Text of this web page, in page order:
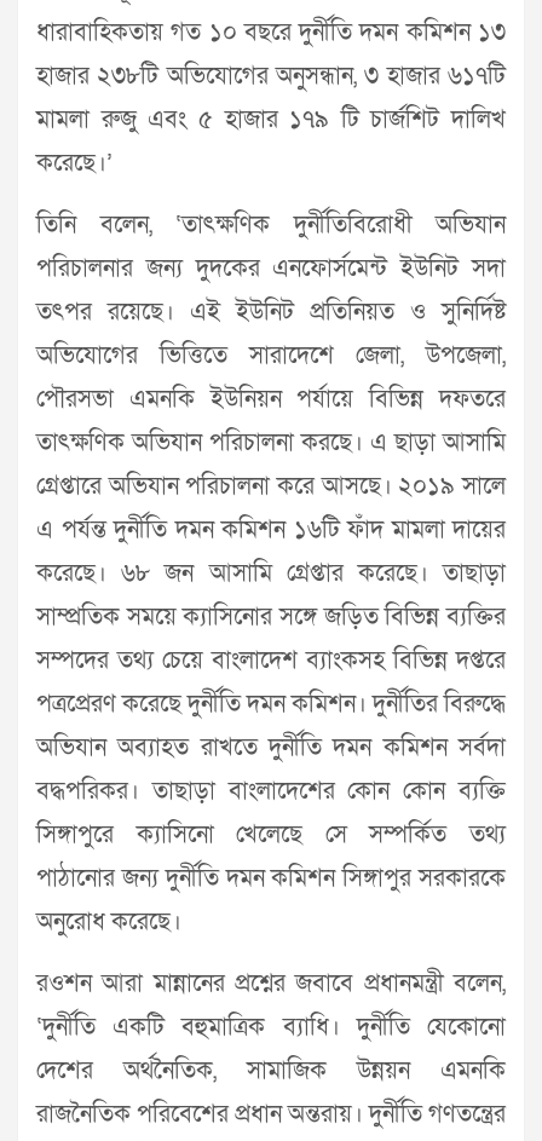
ধারাবাহিকতায় গত ১০ বছরে দুর্নীতি দমন কমিশন ১৩
হাজার ২৩৮টি অভিযোগের অনুসন্ধান, ৩ হাজার ৬১৭টি
মামলা রুজু এবং ৫ হাজার ১৭৯ টি চার্জশিট দালিখ
করেছে।’
তিনি বলেন, ‘তাৎক্ষণিক দুর্নীতিবিরোধী অভিযান
পরিচালনার জন্য দুদকের এনফোর্সমেন্ট ইউনিট সদা
তৎপর রয়েছে। এই ইউনিট প্রতিনিয়ত ও সুনির্দিষ্ট
অভিযোগের ভিত্তিতে সারাদেশে জেলা, উপজেলা,
পৌরসভা এমনকি ইউনিয়ন পর্যায়ে বিভিন্ন দফতরে
তাৎক্ষণিক অভিযান পরিচালনা করছে। এ ছাড়া আসামি
গ্রেপ্তারে অভিযান পরিচালনা করে আসছে। ২০১৯ সালে
এ পর্যন্ত দুর্নীতি দমন কমিশন ১৬টি ফাঁদ মামলা দায়ের
করেছে। ৬৮ জন আসামি গ্রেপ্তার করেছে। তাছাড়া
সাম্প্রতিক সময়ে ক্যাসিনোর সঙ্গে জড়িত বিভিন্ন ব্যক্তির
সম্পদের তথ্য চেয়ে বাংলাদেশ ব্যাংকসহ বিভিন্ন দপ্তরে
পত্রপ্রেরণ করেছে দুর্নীতি দমন কমিশন। দুর্নীতির বিরুদ্ধে
অভিযান অব্যাহত রাখতে দুর্নীতি দমন কমিশন সর্বদা
বদ্ধপরিকর। তাছাড়া বাংলাদেশের কোন কোন ব্যক্তি
সিঙ্গাপুরে ক্যাসিনো খেলেছে সে সম্পর্কিত তথ্য
পাঠানোর জন্য দুর্নীতি দমন কমিশন সিঙ্গাপুর সরকারকে
অনুরোধ করেছে।
রওশন আরা মান্নানের প্রশ্নের জবাবে প্রধানমন্ত্রী বলেন,
‘দুর্নীতি একটি বহুমাত্রিক ব্যাধি। দুর্নীতি যেকোনো
দেশের অর্থনৈতিক, সামাজিক উন্নয়ন এমনকি
রাজনৈতিক পরিবেশের প্রধান অন্তরায়। দুর্নীতি গণতন্ত্রের